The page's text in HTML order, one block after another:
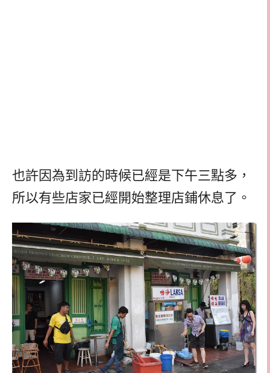
也許因為到訪的時候已經是下午三點多，
所以有些店家已經開始整理店鋪休息了。